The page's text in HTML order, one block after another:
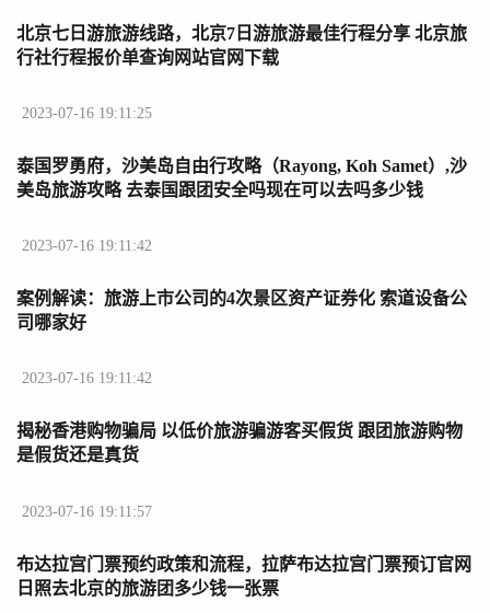
北京七日游旅游线路，北京7日游旅游最佳行程分享 北京旅
行社行程报价单查询网站官网下载
2023-07-16 19:11:25
泰国罗勇府，沙美岛自由行攻略（Rayong, Koh Samet）,沙
美岛旅游攻略 去泰国跟团安全吗现在可以去吗多少钱
2023-07-16 19:11:42
案例解读：旅游上市公司的4次景区资产证券化 索道设备公
司哪家好
2023-07-16 19:11:42
揭秘香港购物骗局 以低价旅游骗游客买假货 跟团旅游购物
是假货还是真货
2023-07-16 19:11:57
布达拉宫门票预约政策和流程，拉萨布达拉宫门票预订官网
日照去北京的旅游团多少钱一张票